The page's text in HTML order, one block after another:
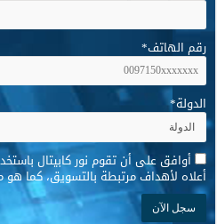
رقم الهاتف*
الدولة*
* أوافق على أن تقوم نور كابيتال
أعلاه لأهداف مرتبطة بالتسويق، كما